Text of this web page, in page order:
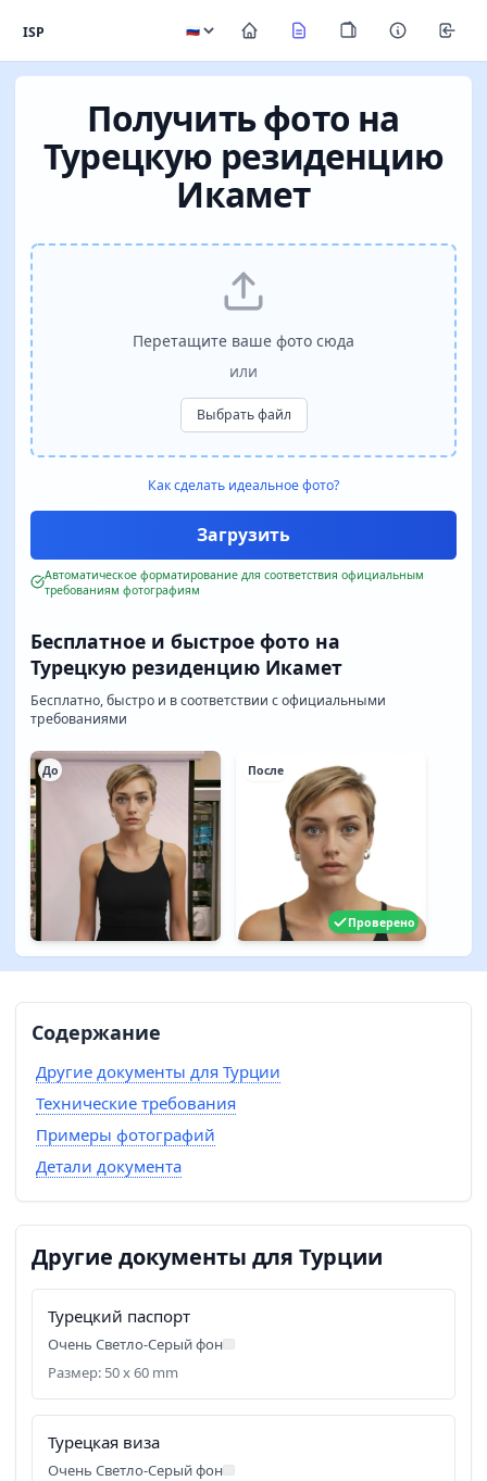
ISP
Получить фото на
Турецкую резиденцию
Икамет
Бесплатное и быстрое фото на
Турецкую резиденцию Икамет
Бесплатно, быстро и в соответствии с официальными
требованиями
До После
Проверено
Перетащите ваше фото сюда
или
Выбрать файл
Как сделать идеальное фото?
Автоматическое форматирование для соответствия официальным
требованиям фотографиям
Содержание
Другие документы для Турции
Технические требования
Примеры фотографий
Детали документа
Другие документы для Турции
Турецкий паспорт
Очень Светло-Серый фон
Размер: 50 x 60 mm
Турецкая виза
Очень Светло-Серый фон